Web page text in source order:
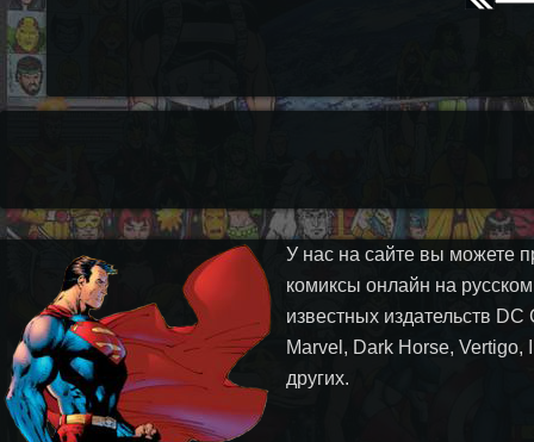
У нас на сайте вы можете
комиксы онлайн на
известных издательств DC
Marvel, Dark Horse, Vertigo,
других.